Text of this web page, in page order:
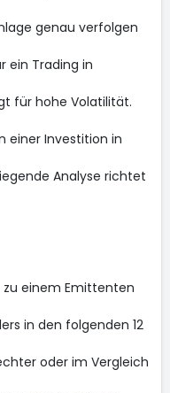
genau verfolgen
ein Trading in
für hohe Volatilität.
einer Investition in
Analyse richtet
einem Emittenten
in den folgenden 12
oder im Vergleich